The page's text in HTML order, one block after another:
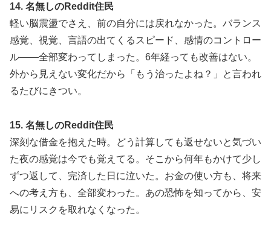
14. 名無しのReddit住民
軽い脳震盪でさえ、前の自分には戻れなかった。バランス
感覚、視覚、言語の出てくるスピード、感情のコントロー
ル——全部変わってしまった。6年経っても改善はない。
外から見えない変化だから「もう治ったよね？」と言われ
るたびにきつい。
15. 名無しのReddit住民
深刻な借金を抱えた時。どう計算しても返せないと気づい
た夜の感覚は今でも覚えてる。そこから何年もかけて少し
ずつ返して、完済した日に泣いた。お金の使い方も、将来
への考え方も、全部変わった。あの恐怖を知ってから、安
易にリスクを取れなくなった。